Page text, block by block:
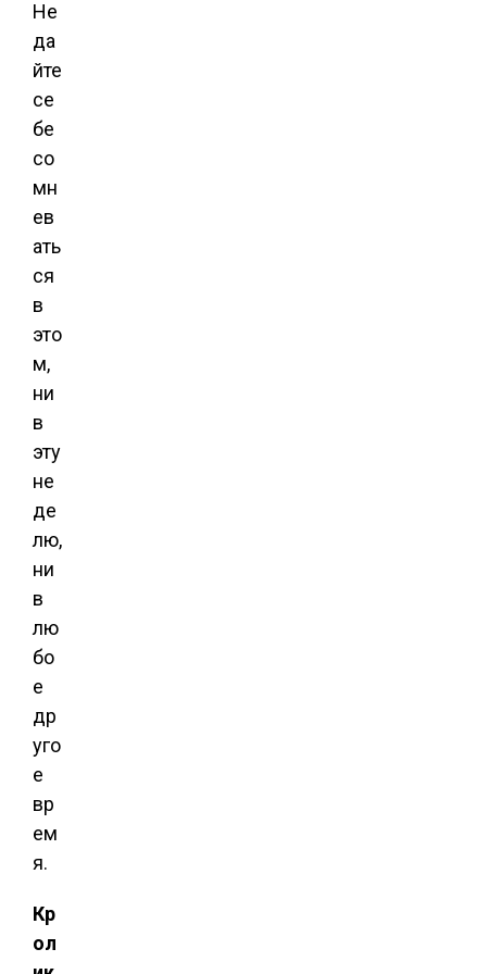
Не
да
йте
се
бе
со
мн
ев
ать
ся
в
это
м,
ни
в
эту
не
де
лю,
ни
в
лю
бо
е
др
уго
е
вр
ем
я.
Кр
ол